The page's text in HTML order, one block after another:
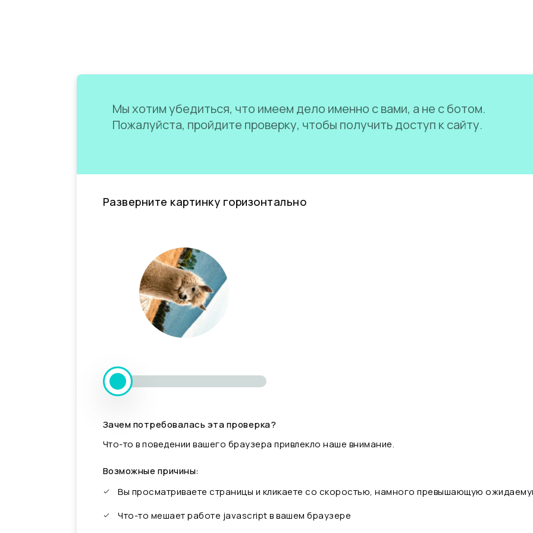
Мы хотим убедиться, что имеем дело именно с вами, а не с ботом.
Пожалуйста, пройдите проверку, чтобы получить доступ к сайту.
Разверните картинку горизонтально
Зачем потребовалась эта проверка?
Что-то в поведении вашего браузера привлекло наше внимание.
Возможные причины:
Вы просматриваете страницы и кликаете со скоростью, намного превышающую
Что-то мешает работе javascript в вашем браузере